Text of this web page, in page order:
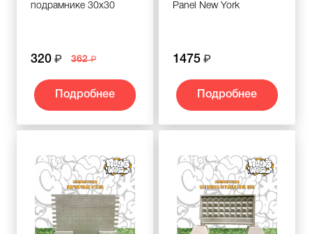
подрамнике 30х30
320 362
Подробнее
Panel New York
1475
Подробнее